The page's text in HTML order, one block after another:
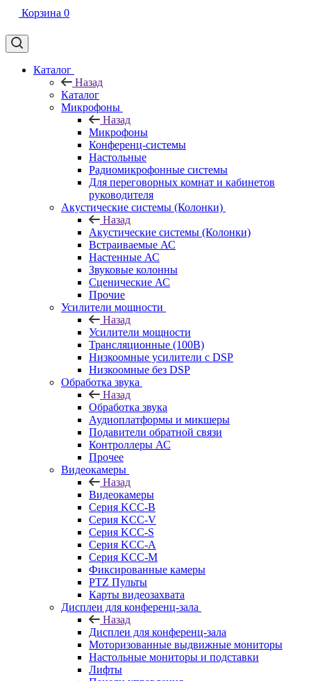
Корзина 0
Каталог
Назад
Каталог
Микрофоны
Назад
Микрофоны
Конференц-системы
Настольные
Радиомикрофонные системы
Для переговорных комнат и кабинетов
руководителя
Акустические системы (Колонки)
Назад
Акустические системы (Колонки)
Встраиваемые АС
Настенные АС
Звуковые колонны
Сценические АС
Прочие
Усилители мощности
Назад
Усилители мощности
Трансляционные (100В)
Низкоомные усилители с DSP
Низкоомные без DSP
Обработка звука
Назад
Обработка звука
Аудиоплатформы и микшеры
Подавители обратной связи
Контроллеры АС
Прочее
Видеокамеры
Назад
Видеокамеры
Серия KCC-B
Серия KCC-V
Серия KCC-S
Серия KCC-A
Серия KCC-M
Фиксированные камеры
PTZ Пульты
Карты видеозахвата
Дисплеи для конференц-зала
Назад
Дисплеи для конференц-зала
Моторизованные выдвижные мониторы
Настольные мониторы и подставки
Лифты